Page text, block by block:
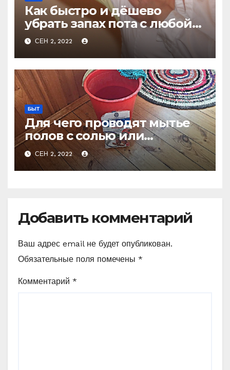
Как быстро и дёшево
убрать запах пота с любой
одежды не стирая
СЕН 2, 2022
БЫТ
Для чего проводят мытье
полов с солью или
очевидное — невероятное
СЕН 2, 2022
Добавить комментарий
Ваш адрес email не будет опубликован.
Обязательные поля помечены *
Комментарий *